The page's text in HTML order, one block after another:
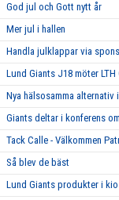
God jul och Gott nytt år
Mer jul i hallen
Handla julklappar via
Lund Giants J18 möter
Nya hälsosamma alternativ
Giants deltar i konferens
Tack Calle - Välkommen
Så blev de bäst
Lund Giants produkter i